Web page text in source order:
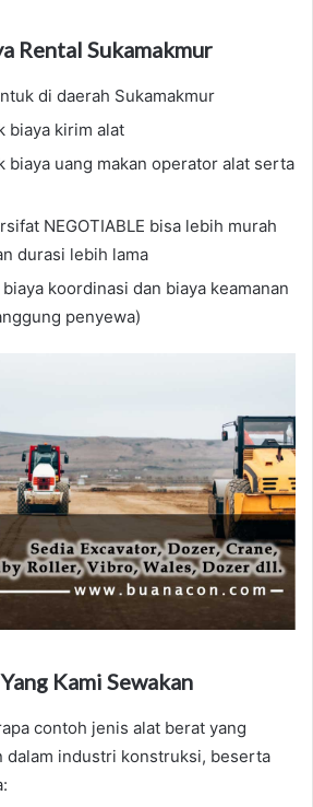
Rental Sukamakmur
di daerah Sukamakmur
biaya kirim alat
biaya uang makan operator alat serta
NEGOTIABLE bisa lebih murah
durasi lebih lama
koordinasi dan biaya keamanan
penyewa)
Kami Sewakan
contoh jenis alat berat yang
dalam industri konstruksi, beserta